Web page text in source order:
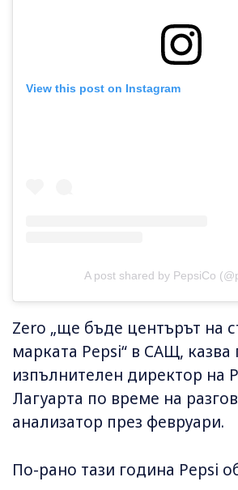
View this post on Instagram
A post shared by PepsiCo
Zero „ще бъде центърът на
марката Pepsi“ в САЩ, казва
изпълнителен директор на
Лагуарта по време на
анализатор през февруари.
По-рано тази година Pepsi